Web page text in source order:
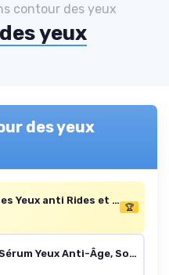
contour des yeux
yeux
des yeux
Crème Contour des Yeux anti Rides et Hydratante, effet Lifting yeux fatigués, contre Poche, Cerne avec Acide Hyaluronique et Argireline, Testée Dermatologiquement, Cosmétique Naturelle - 15 ml
🏆
Vichy, LiftActiv, Sérum Yeux Anti-Âge, Soin Booster de Collagènes, Anti-Cernes - Rides - Poches, Illumine et Uniformise le Contour des Yeux, Peaux Sensibles et Matures, Collagen Specialist 16, 15 ml